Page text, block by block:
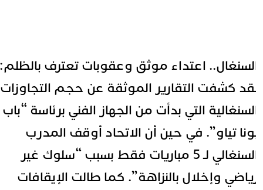
اعتداء موثق وعقوبات تعترف بالظلم:
كشفت التقارير الموثقة عن حجم التجاوزات
التي بدأت من الجهاز الفني برئاسة “باب
تياو”. في حين أن الاتحاد أوقف المدرب
السنغالي لـ 5 مباريات فقط بسبب “سلوك غير
وإخلال بالنزاهة”. كما طالت الإيقافات